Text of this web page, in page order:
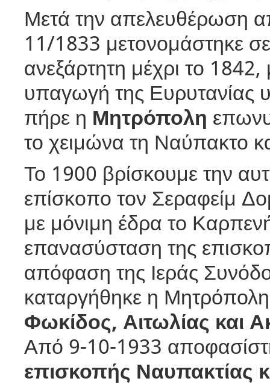
Μετά την απελευθέρωση
11/1833 μετονομάστηκε
ανεξάρτητη μέχρι το
υπαγωγή της Ευρυτανίας
πήρε η Μητρόπολη
το χειμώνα τη Ναύπακτο
Το 1900 βρίσκουμε την
επίσκοπο τον Σεραφείμ
με μόνιμη έδρα το
επανασύσταση της
απόφαση της Ιεράς
καταργήθηκε η
Φωκίδος, Αιτωλίας και
Από 9-10-1933
επισκοπής Ναυπακτίας